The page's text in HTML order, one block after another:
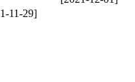
11-29]